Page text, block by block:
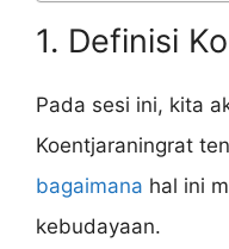
1. Definisi
Pada sesi ini, kita
Koentjaraningrat
bagaimana hal ini
kebudayaan.